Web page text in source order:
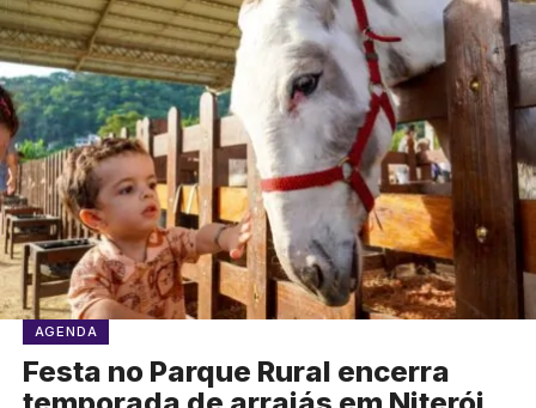
AGENDA
Festa no Parque Rural encerra